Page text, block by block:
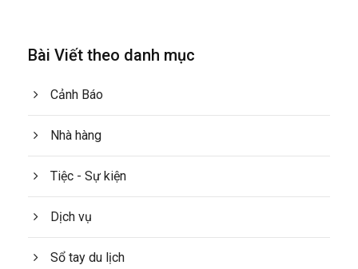
Bài Viết theo danh mục
Cảnh Báo
Nhà hàng
Tiệc - Sự kiện
Dịch vụ
Sổ tay du lịch